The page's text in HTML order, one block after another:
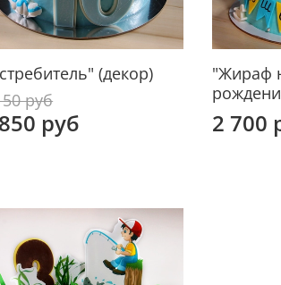
(декор)
руб
руб
"Жираф
2 700